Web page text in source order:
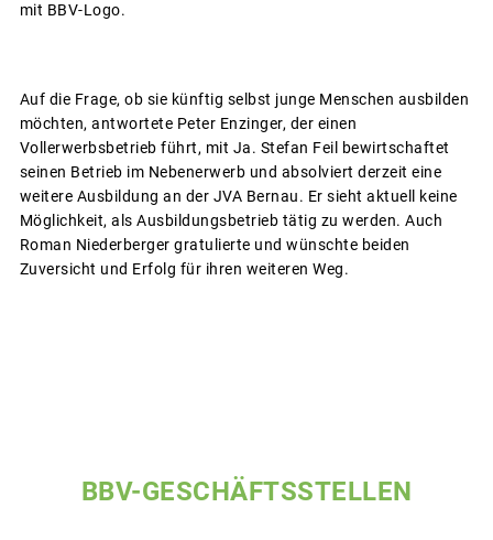
mit BBV-Logo.
Auf die Frage, ob sie künftig selbst junge Menschen ausbilden
möchten, antwortete Peter Enzinger, der einen
Vollerwerbsbetrieb führt, mit Ja. Stefan Feil bewirtschaftet
seinen Betrieb im Nebenerwerb und absolviert derzeit eine
weitere Ausbildung an der JVA Bernau. Er sieht aktuell keine
Möglichkeit, als Ausbildungsbetrieb tätig zu werden. Auch
Roman Niederberger gratulierte und wünschte beiden
Zuversicht und Erfolg für ihren weiteren Weg.
BBV-GESCHÄFTSSTELLEN